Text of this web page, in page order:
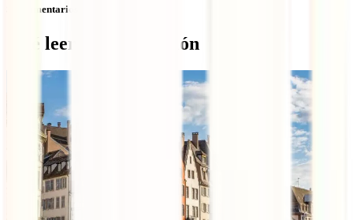
Sin comentarios
Qué leer a continuación